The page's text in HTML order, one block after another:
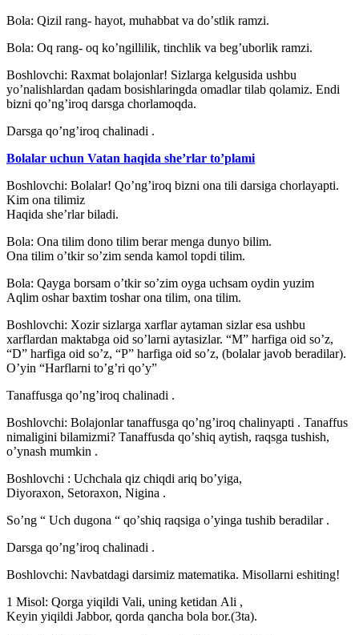
Bola: Qizil rang- hayot, muhabbat va doʼstlik ramzi.
Bola: Oq rang- oq koʼngillilik, tinchlik va begʼuborlik ramzi.
Boshlovchi: Raxmat bolajonlar! Sizlarga kelgusida ushbu
yoʼnalishlardan qadam bosishlaringda omadlar tilab qolamiz. Endi
bizni qoʼngʼiroq darsga chorlamoqda.
Darsga qoʼngʼiroq chalinadi .
Bolalar uchun Vatan haqida she’rlar to’plami
Boshlovchi: Bolalar! Qoʼngʼiroq bizni ona tili darsiga chorlayapti.
Kim ona tilimiz
Haqida sheʼrlar biladi.
Bola: Ona tilim dono tilim berar menga dunyo bilim.
Ona tilim oʼtkir soʼzim senda kamol topdi tilim.
Bola: Qayga borsam oʼtkir soʼzim oyga uchsam oydin yuzim
Аqlim oshar baxtim toshar ona tilim, ona tilim.
Boshlovchi: Xozir sizlarga xarflar aytaman sizlar esa ushbu
xarflardan maktabga oid soʼlarni aytasizlar. “M” harfiga oid soʼz,
“D” harfiga oid soʼz, “P” harfiga oid soʼz, (bolalar javob beradilar).
Oʼyin “Harflarni toʼgʼri qoʼy”
Tanaffusga qoʼngʼiroq chalinadi .
Boshlovchi: Bolajonlar tanaffusga qoʼngʼiroq chalinyapti . Tanaffus
nimaligini bilamizmi? Tanaffusda qoʼshiq aytish, raqsga tushish,
oʼynash mumkin .
Boshlovchi : Uchchala qiz chiqdi ariq boʼyiga,
Diyoraxon, Setoraxon, Nigina .
Soʼng “ Uch dugona “ qoʼshiq raqsiga oʼyinga tushib beradilar .
Darsga qoʼngʼiroq chalinadi .
Boshlovchi: Navbatdagi darsimiz matematika. Misollarni eshiting!
1 Misol: Qorga yiqildi Vali, uning ketidan Аli ,
Keyin yiqildi Jabbor, qorda qancha bola bor.(3ta).